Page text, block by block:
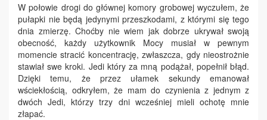
W połowie drogi do głównej komory grobowej wyczułem, że
pułapki nie będą jedynymi przeszkodami, z którymi się tego
dnia zmierzę. Choćby nie wiem jak dobrze ukrywał swoją
obecność, każdy użytkownik Mocy musiał w pewnym
momencie stracić koncentrację, zwłaszcza, gdy nieostrożnie
stawiał swe kroki. Jedi który za mną podążał, popełnił błąd.
Dzięki temu, że przez ułamek sekundy emanował
wściekłością, odkryłem, że mam do czynienia z jednym z
dwóch Jedi, którzy trzy dni wcześniej mieli ochotę mnie
złapać.